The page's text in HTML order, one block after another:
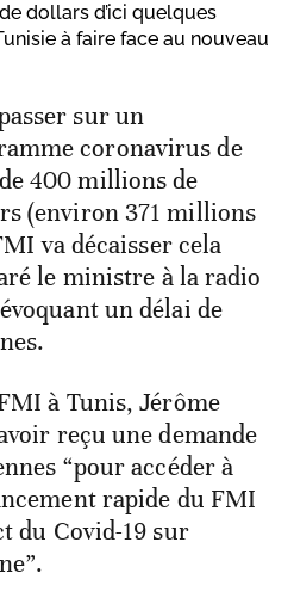
dollars d’ici quelques
à faire face au nouveau
sur un
coronavirus de
400 millions de
(environ 371 millions
va décaisser cela
le ministre à la radio
un délai de
à Tunis, Jérôme
reçu une demande
“pour accéder à
rapide du FMI
du Covid-19 sur